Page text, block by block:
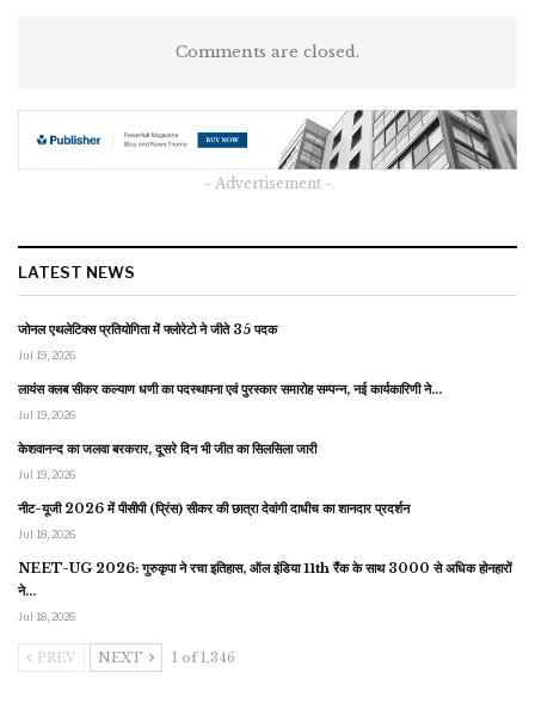
Comments are closed.
- Advertisement -
LATEST NEWS
जोनल एथलेटिक्स प्रतियोगिता में फ्लोरेटो ने जीते 35 पदक
Jul 19, 2026
लायंस क्लब सीकर कल्याण धणी का पदस्थापना एवं पुरस्कार समारोह सम्पन्न, नई कार्यकारिणी ने…
Jul 19, 2026
केशवानन्द का जलवा बरकरार, दूसरे दिन भी जीत का सिलसिला जारी
Jul 19, 2026
नीट-यूजी 2026 में पीसीपी (प्रिंस) सीकर की छात्रा देवांगी दाधीच का शानदार प्रदर्शन
Jul 18, 2026
NEET-UG 2026: गुरुकृपा ने रचा इतिहास, ऑल इंडिया 11th रैंक के साथ 3000 से अधिक होनहारों
ने…
Jul 18, 2026
PREV NEXT 1 of 1,346